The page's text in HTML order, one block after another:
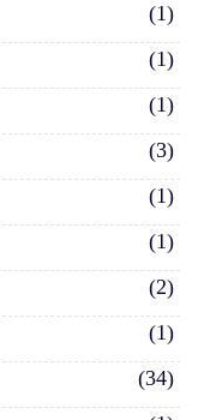
(1)
(1)
(1)
(3)
(1)
(1)
(2)
(1)
(34)